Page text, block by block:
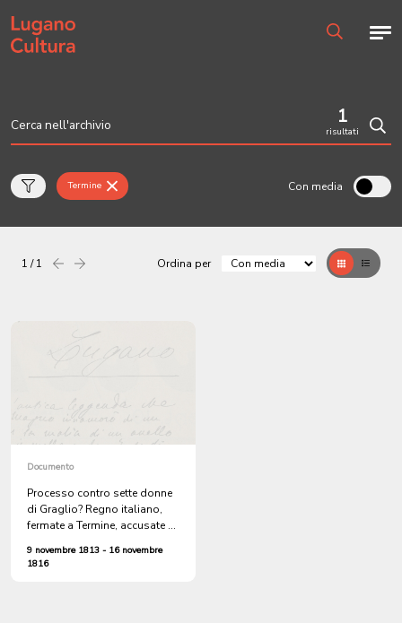
Home page
1
risultati
Termine Con media
1 / 1 Precedentesuccessiva Ordina per GrigliaTable
Documento
Processo contro sette donne
di Graglio? Regno italiano,
fermate a Termine, accusate di
il dazio
9 novembre 1813 - 16 novembre
1816